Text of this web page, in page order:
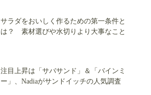
サラダをおいしく作るための第一条件と
は？ 素材選びや水切りより大事なこと
注目上昇は「サバサンド」＆「バインミ
ー」、Nadiaがサンドイッチの人気調査